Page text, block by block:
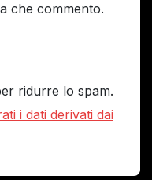
che commento.
ridurre lo spam.
i dati derivati dai